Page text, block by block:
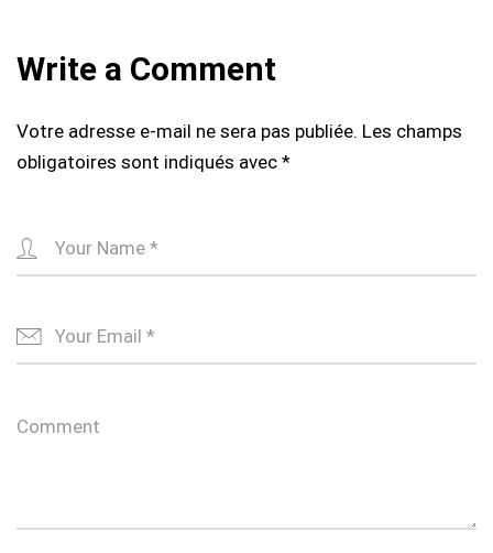
Write a Comment
Votre adresse e-mail ne sera pas publiée. Les champs
obligatoires sont indiqués avec *